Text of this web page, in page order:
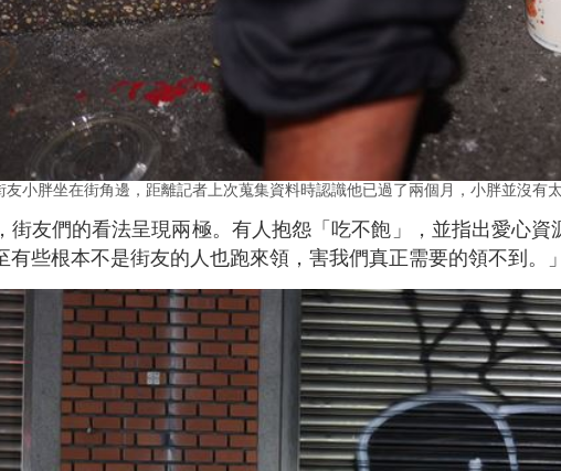
友小胖坐在街角邊，距離記者上次蒐集資料時認識他已過了兩個月，小胖並沒有
街友們的看法呈現兩極。有人抱怨「吃不飽」，並指出愛心
有些根本不是街友的人也跑來領，害我們真正需要的領不到。